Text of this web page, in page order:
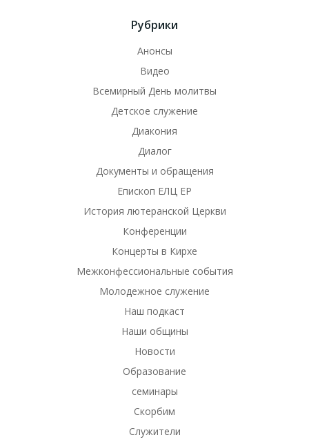
Рубрики
Анонсы
Видео
Всемирный День молитвы
Детское служение
Диакония
Диалог
Документы и обращения
Епископ ЕЛЦ ЕР
История лютеранской Церкви
Конференции
Концерты в Кирхе
Межконфессиональные события
Молодежное служение
Наш подкаст
Наши общины
Новости
Образование
семинары
Скорбим
Служители